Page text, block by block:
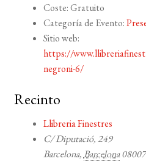
Coste:Gratuito
Categoría de Evento:
Sitio web:
https://
negroni-6/
Recinto
Llibreria Finestres
C/ Diputació, 249
Barcelona,Barcelona 08007